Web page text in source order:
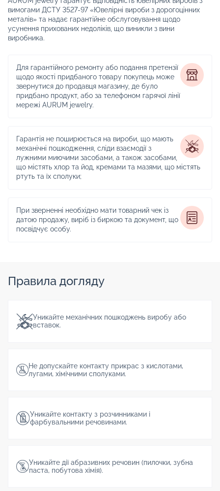
вимогами ДСТУ 3527-97 «Ювелірні вироби з дорогоцінних
металів» та надає гарантійне обслуговування щодо
усунення прихованих недоліків, що виникли з вини
виробника.
Для гарантійного ремонту або подання претензії
щодо якості придбаного товару покупець може
звернутися до продавця магазину, де було
придбано продукт, або за телефоном гарячої лінії
мережі AURUM jewelry.
Гарантія не поширюється на вироби, що мають
механічні пошкодження, сліди взаємодії з
лужними миючими засобами, а також засобами,
що містять хлор та йод, кремами та мазями, що містять
ртуть та їх сполуки;
При зверненні необхідно мати товарний чек із
датою продажу, виріб із биркою та документ, що
посвідчує особу.
Правила догляду
Уникайте механічних пошкоджень виробу або
вставок.
Не допускайте контакту прикрас з кислотами,
лугами, хімічними сполуками.
Уникайте контакту з розчинниками і
фарбувальними речовинами.
Уникайте дії абразивних речовин (пилочки, зубна
паста, побутова хімія).